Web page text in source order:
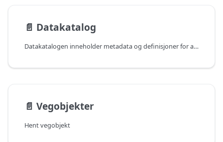
📄️ Datakatalog
Datakatalogen inneholder metadata og definisjoner for alle vegobjekttyper, deres egenskaper, relasjoner og strukturer. API-et gir tilgang til å hente vegobjekttyper med tilhørende metadata fra datakatalogen.
📄️ Vegobjekter
Hent vegobjekt